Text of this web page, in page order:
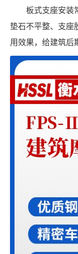
板式支座安装
垫石不平整、支座
用效果，给建筑后